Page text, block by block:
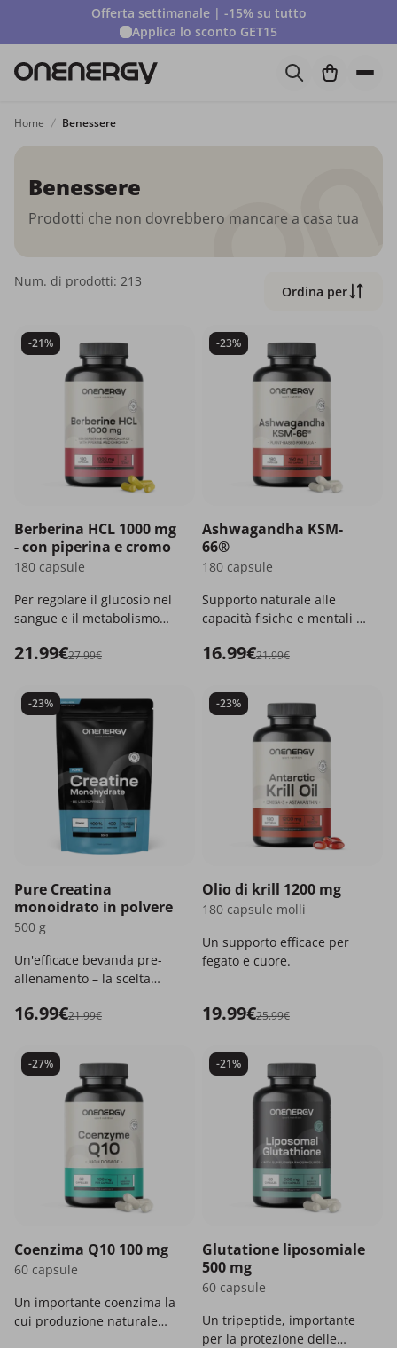
Offerta settimanale | -15% su tutto
Applica lo sconto GET15
Home Benessere
Benessere
Prodotti che non dovrebbero mancare a casa tua
Num. di prodotti: 213
Ordina per
-21%
Berberina HCL 1000 mg
- con piperina e cromo
180 capsule
Per regolare il glucosio nel
sangue e il metabolismo
21.99€27.99€
-23%
Ashwagandha KSM-
66®
180 capsule
Supporto naturale alle
capacità fisiche e mentali e
16.99€21.99€
-23%
Pure Creatina
monoidrato in polvere
500 g
Un'efficace bevanda pre-
allenamento – la scelta
sportivi!
16.99€21.99€
-23%
Olio di krill 1200 mg
180 capsule molli
Un supporto efficace per
fegato e cuore.
19.99€25.99€
-27%
Coenzima Q10 100 mg
60 capsule
Un importante coenzima la
cui produzione naturale
-21%
Glutatione liposomiale
500 mg
60 capsule
Un tripeptide, importante
per la protezione delle